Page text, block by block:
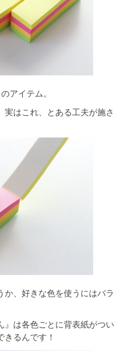
アイテム。
実はこれ、とある工夫が施さ
か、好きな色を使うにはバラ
』は各色ごとに背表紙がつい
るんです！